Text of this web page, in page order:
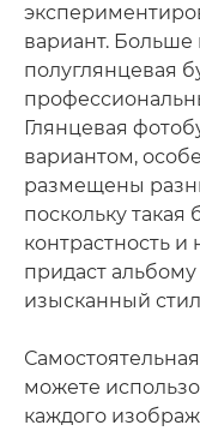
вариант. Больше
полуглянцевая
Глянцевая
вариантом,
размещены
поскольку такая
контрастность
придаст
изысканный
можете
каждого